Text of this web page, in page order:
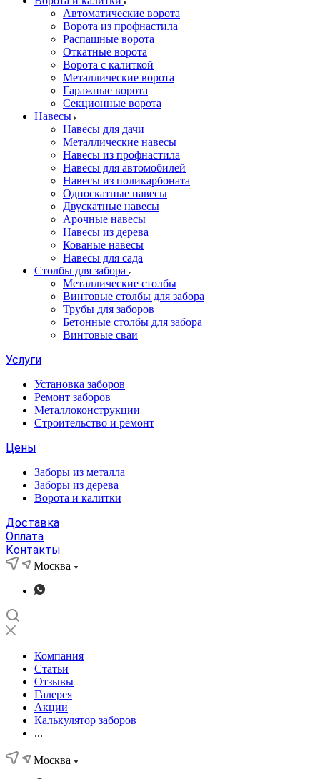
Автоматические ворота
Ворота из профнастила
Распашные ворота
Откатные ворота
Ворота с калиткой
Металлические ворота
Гаражные ворота
Секционные ворота
Навесы
Навесы для дачи
Металлические навесы
Навесы из профнастила
Навесы для автомобилей
Навесы из поликарбоната
Односкатные навесы
Двускатные навесы
Арочные навесы
Навесы из дерева
Кованые навесы
Навесы для сада
Столбы для забора
Металлические столбы
Винтовые столбы для забора
Трубы для заборов
Бетонные столбы для забора
Винтовые сваи
Услуги
Установка заборов
Ремонт заборов
Металлоконструкции
Строительство и ремонт
Цены
Заборы из металла
Заборы из дерева
Ворота и калитки
Доставка
Оплата
Контакты
Москва
Компания
Статьи
Отзывы
Галерея
Акции
Калькулятор заборов
...
Москва